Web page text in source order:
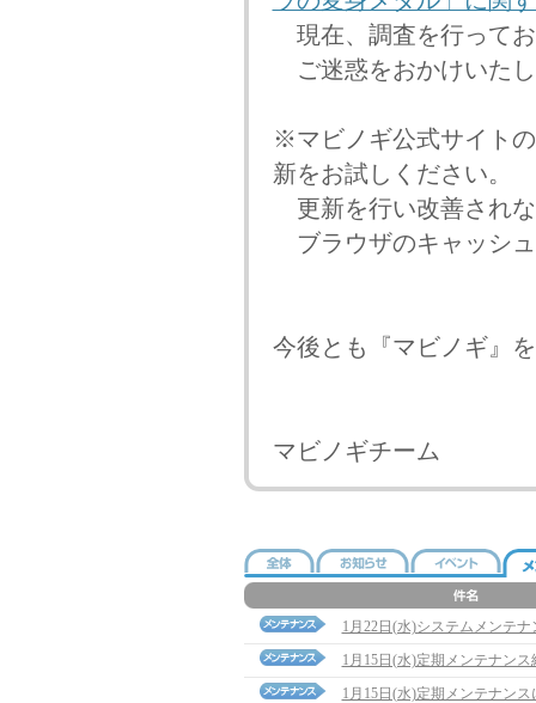
現在、調査を行って
ご迷惑をおかけいた
※マビノギ公式サイト
新をお試しください。
更新を行い改善され
ブラウザのキャッシ
今後とも『マビノギ』
マビノギチーム
1月22日(水)システムメンテ
1月15日(水)定期メンテナン
1月15日(水)定期メンテナンス